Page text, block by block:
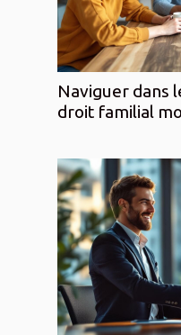
Naviguer dans
droit familial